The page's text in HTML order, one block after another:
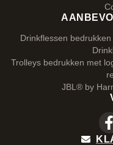
Drinkflessen
Trolleys bedrukken met
JBL® by